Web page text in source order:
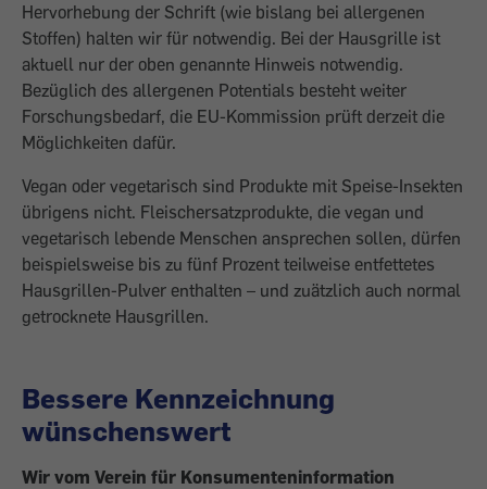
Hervorhebung der Schrift (wie bislang bei allergenen
Stoffen) halten wir für notwendig. Bei der Hausgrille ist
aktuell nur der oben genannte Hinweis notwendig.
Bezüglich des allergenen Potentials besteht weiter
Forschungsbedarf, die EU-Kommission prüft derzeit die
Möglichkeiten dafür.
Vegan oder vegetarisch sind Produkte mit Speise-Insekten
übrigens nicht. Fleischersatzprodukte, die vegan und
vegetarisch lebende Menschen ansprechen sollen, dürfen
beispielsweise bis zu fünf Prozent teilweise entfettetes
Hausgrillen-Pulver enthalten – und zuätzlich auch normal
getrocknete Hausgrillen.
Bessere Kennzeichnung
wünschenswert
Wir vom Verein für Konsumenteninformation